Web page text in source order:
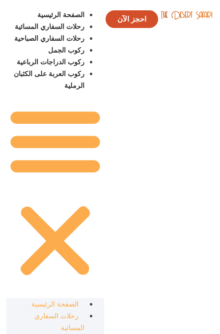
احجز الآن
الصفحة الرئيسية
رحلات السفاري المسائية
رحلات السفاري الصباحية
ركوب الجمل
ركوب الدراجات الرباعية
ركوب العربة على الكثبان
الرملية
الصفحة الرئيسية
رحلات السفاري
المسائية